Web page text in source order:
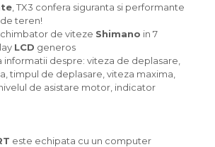
, TX3 confera siguranta si performante
teren!
de viteze Shimano in 7
LCD generos
informatii despre: viteza de deplasare,
timpul de deplasare, viteza maxima,
de asistare motor, indicator
este echipata cu un computer